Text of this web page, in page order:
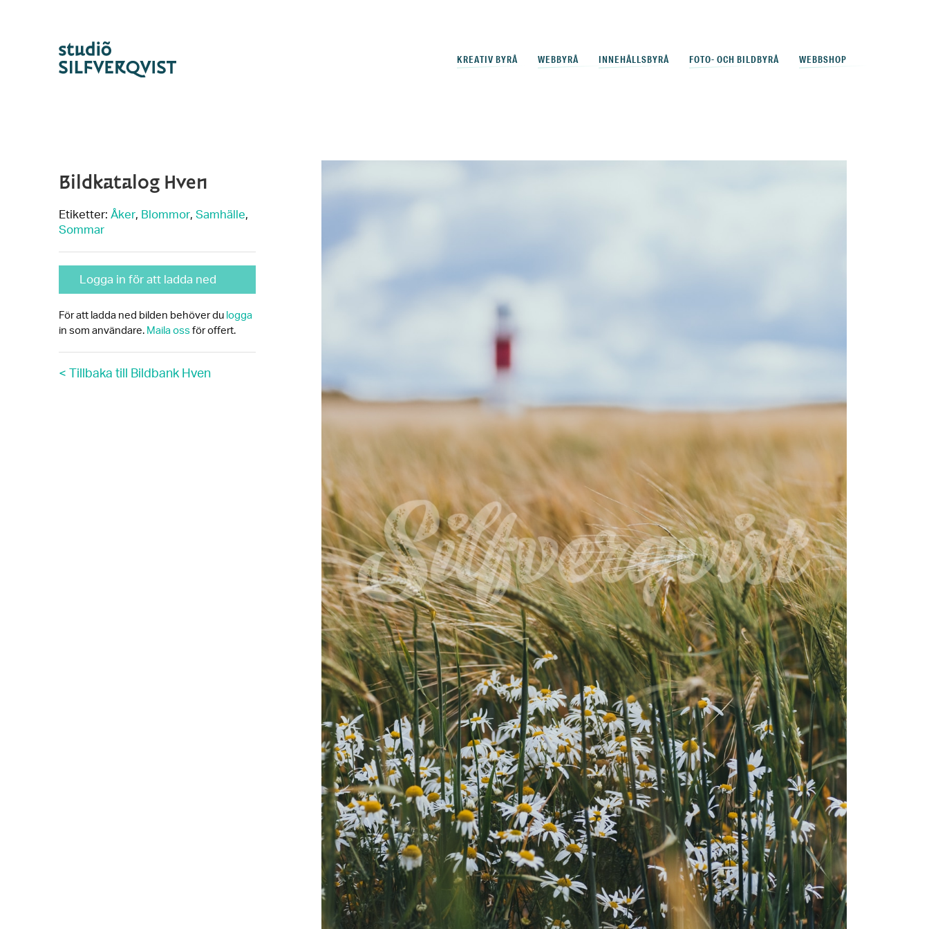
KREATIV BYRÅ WEBBYRÅ INNEHÅLLSBYRÅ FOTO- OCH BILDBYRÅ WEBBSHOP
Bildkatalog Hven
Etiketter: Åker, Blommor, Samhälle,
Sommar
Logga in för att ladda ned
För att ladda ned bilden behöver du logga
in som användare. Maila oss för offert.
< Tillbaka till Bildbank Hven